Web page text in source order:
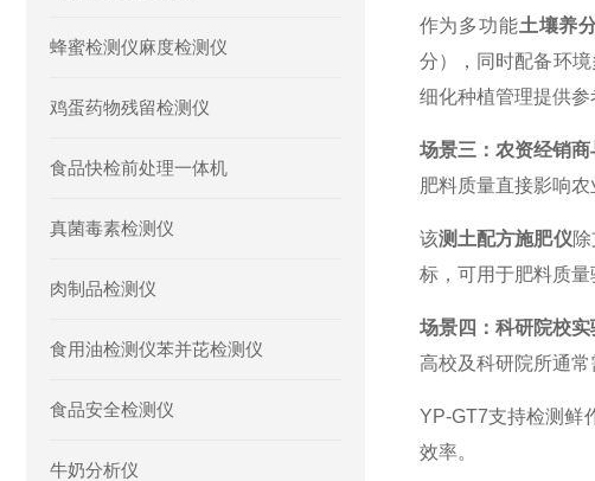
作为多功能土壤养
分），同时配备环
细化种植管理提供参
场景三：农资经销
肥料质量直接影响农
该测土配方施肥仪
标，可用于肥料质量
场景四：科研院校
高校及科研院所通常
YP-GT7支持检测鲜
效率。
蜂蜜检测仪麻度检测仪
鸡蛋药物残留检测仪
食品快检前处理一体机
真菌毒素检测仪
肉制品检测仪
食用油检测仪苯并芘检测仪
食品安全检测仪
牛奶分析仪